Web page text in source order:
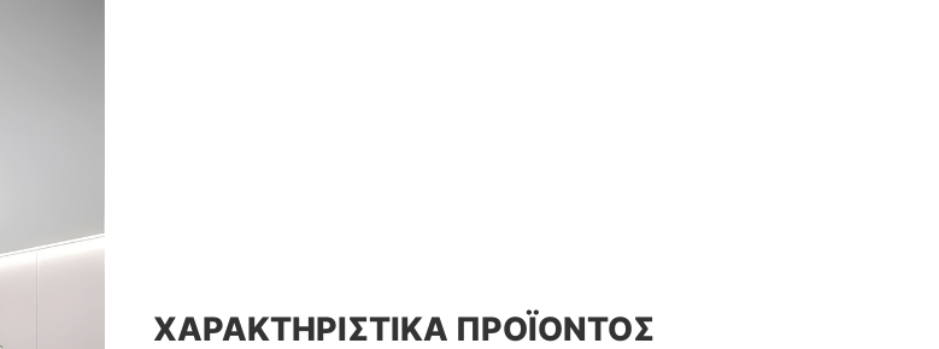
ΧΑΡΑΚΤΗΡΙΣΤΙΚΆ ΠΡΟΪΌΝΤΟΣ